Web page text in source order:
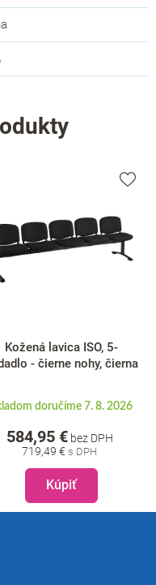
Kožená lavica ISO, 5-
- čierne nohy, čierna
doručíme 7. 8. 2026
719,49 €
584,95 €bez DPH
Kúpiť